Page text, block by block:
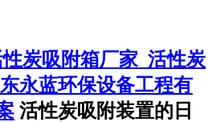
炭吸附箱厂家_活性炭
永蓝环保设备工程有
活性炭吸附装置的日